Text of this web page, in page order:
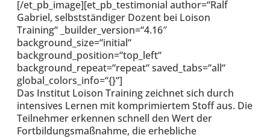
[/et_pb_image][et_pb_testimonial author=“Ralf
Gabriel, selbstständiger Dozent bei Loison
Training“ _builder_version=“4.16″
background_size=“initial“
background_position=“top_left“
background_repeat=“repeat“ saved_tabs=“all“
global_colors_info=“{}“]
Das Institut Loison Training zeichnet sich durch
intensives Lernen mit komprimiertem Stoff aus. Die
Teilnehmer erkennen schnell den Wert der
Fortbildungsmaßnahme, die erhebliche